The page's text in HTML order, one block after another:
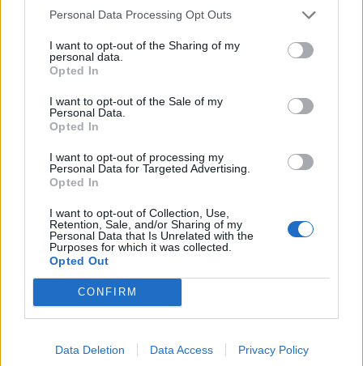
Personal Data Processing Opt Outs
I want to opt-out of the Sharing of my
personal data.
Opted In
I want to opt-out of the Sale of my
Personal Data.
Opted In
I want to opt-out of processing my
Personal Data for Targeted Advertising.
Opted In
I want to opt-out of Collection, Use,
Retention, Sale, and/or Sharing of my
Personal Data that Is Unrelated with the
Purposes for which it was collected.
Opted Out
CONFIRM
Data Deletion Data Access Privacy Policy
Székely Hírmondó archívuma
Sütibeállítások
Médiatér
Liget
Krónika
Bihari Napló
Erdélyi Napló
Főtér
Rádió GaGa